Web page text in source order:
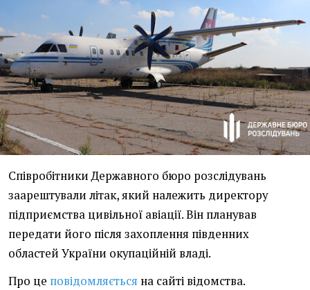
Співробітники Державного бюро розслідувань
заарештували літак, який належить директору
підприємства цивільної авіації. Він планував
передати його після захоплення південних
областей України окупаційній владі.
Про це повідомляється на сайті відомства.